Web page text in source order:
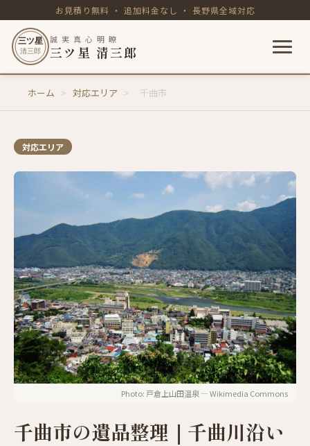
お見積り無料 ・ 追加料金なし ・ 長野県全域対応
三ツ星
清三郎
誠 実 真 心 明 瞭
三ツ星 清三郎
を
ホーム > 対応エリア > 千曲市
対応エリア
Photo: 戸倉上山田温泉 — Wikimedia Commons
千曲市の遺品整理｜千曲川沿い